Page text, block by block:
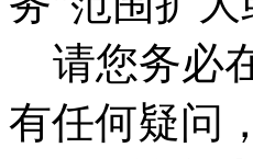
请您务必
有任何疑问